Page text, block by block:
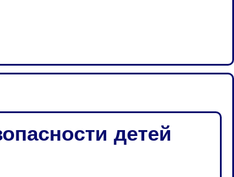
детей